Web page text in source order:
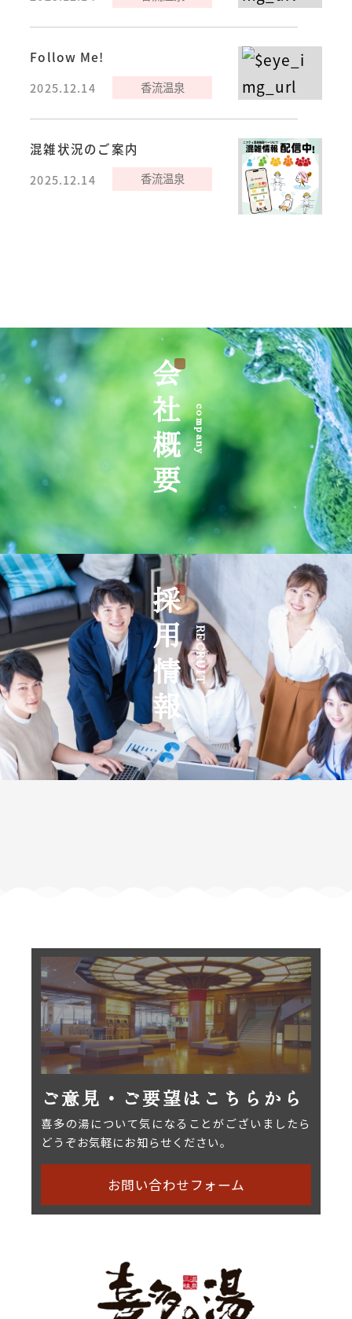
Follow Me!
2025.12.14 香流温泉
混雑状況のご案内
2025.12.14 香流温泉
company
会社概要
RECRUIT
採用情報
ご意見・ご要望はこちらから
喜多の湯について気になることがございましたら
どうぞお気軽にお知らせください。
お問い合わせフォーム